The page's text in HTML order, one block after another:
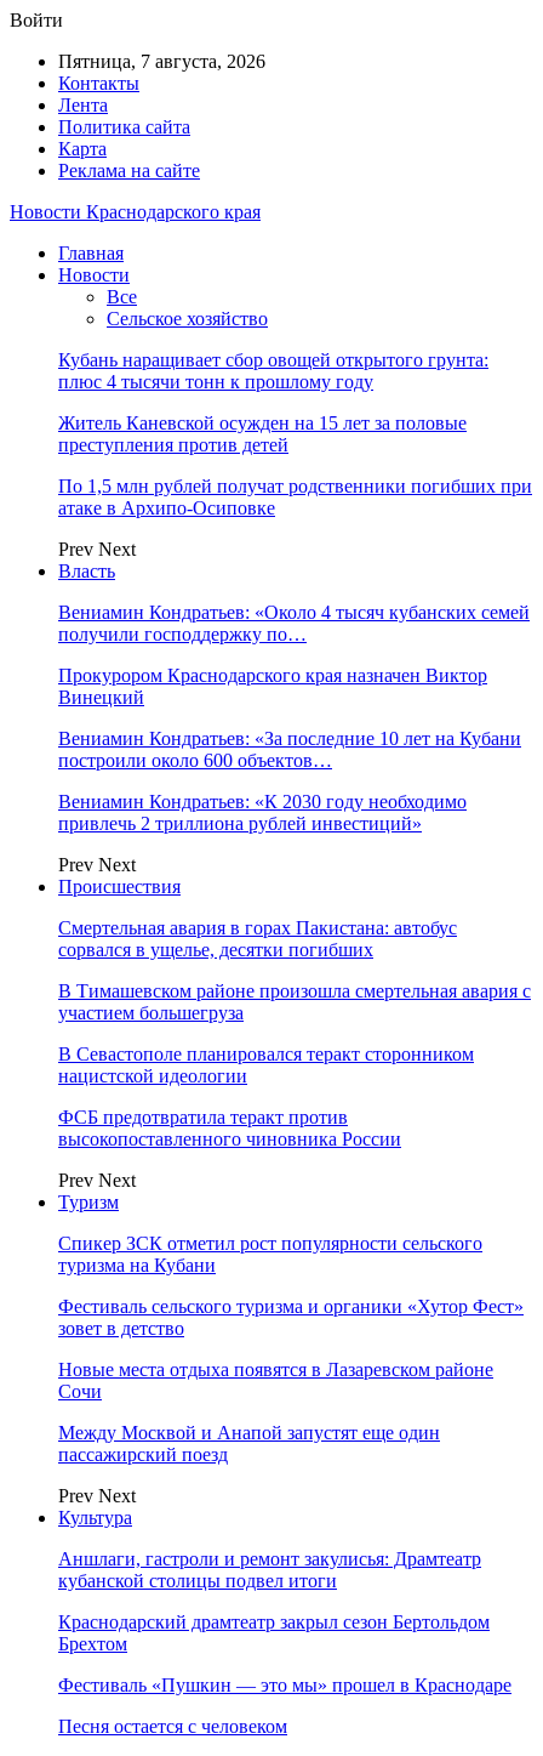
Войти
Пятница, 7 августа, 2026
Контакты
Лента
Политика сайта
Карта
Реклама на сайте
Новости Краснодарского края
Главная
Новости
Все
Сельское хозяйство
Кубань наращивает сбор овощей открытого грунта:
плюс 4 тысячи тонн к прошлому году
Житель Каневской осужден на 15 лет за половые
преступления против детей
По 1,5 млн рублей получат родственники погибших при
атаке в Архипо-Осиповке
Prev Next
Власть
Вениамин Кондратьев: «Около 4 тысяч кубанских семей
получили господдержку по…
Прокурором Краснодарского края назначен Виктор
Винецкий
Вениамин Кондратьев: «За последние 10 лет на Кубани
построили около 600 объектов…
Вениамин Кондратьев: «К 2030 году необходимо
привлечь 2 триллиона рублей инвестиций»
Prev Next
Происшествия
Смертельная авария в горах Пакистана: автобус
сорвался в ущелье, десятки погибших
В Тимашевском районе произошла смертельная авария с
участием большегруза
В Севастополе планировался теракт сторонником
нацистской идеологии
ФСБ предотвратила теракт против
высокопоставленного чиновника России
Prev Next
Туризм
Спикер ЗСК отметил рост популярности сельского
туризма на Кубани
Фестиваль сельского туризма и органики «Хутор Фест»
зовет в детство
Новые места отдыха появятся в Лазаревском районе
Сочи
Между Москвой и Анапой запустят еще один
пассажирский поезд
Prev Next
Культура
Аншлаги, гастроли и ремонт закулисья: Драмтеатр
кубанской столицы подвел итоги
Краснодарский драмтеатр закрыл сезон Бертольдом
Брехтом
Фестиваль «Пушкин — это мы» прошел в Краснодаре
Песня остается с человеком